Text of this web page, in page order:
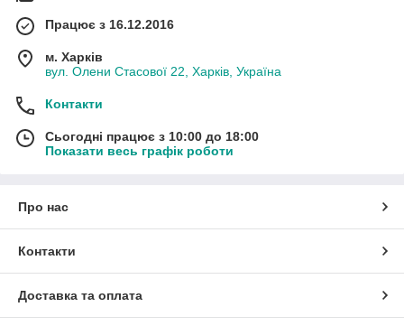
Працює з 16.12.2016
м. Харків
вул. Олени Стасової 22, Харків, Україна
Контакти
Сьогодні працює з 10:00 до 18:00
Показати весь графік роботи
Про нас
Контакти
Доставка та оплата